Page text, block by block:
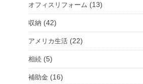
選
択
オフィスリフォーム (13)
収納 (42)
アメリカ生活 (22)
相続 (5)
補助金 (16)